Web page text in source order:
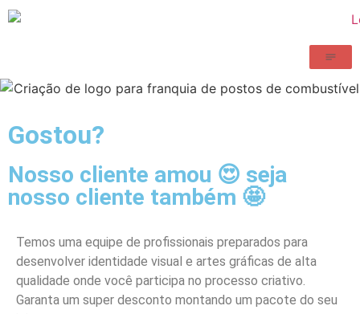
Gostou?
Nosso cliente amou 😍 seja
nosso cliente também 🤩
Temos uma equipe de profissionais preparados para
desenvolver identidade visual e artes gráficas de alta
qualidade onde você participa no processo criativo.
Garanta um super desconto montando um pacote do seu